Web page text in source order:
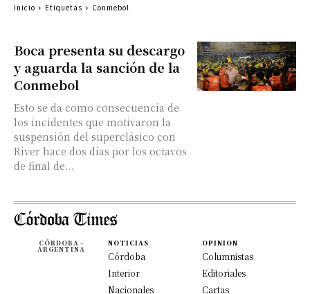
Boca presenta su descargo
y aguarda la sanción de la
Conmebol
Esto se da como consecuencia de
los incidentes que motivaron la
suspensión del superclásico con
River hace dos días por los octavos
de final de...
Inicio Etiquetas Conmebol
CÓRDOBA -
ARGENTINA
NOTICIAS
Córdoba
Interior
Nacionales
OPINION
Columnistas
Editoriales
Cartas